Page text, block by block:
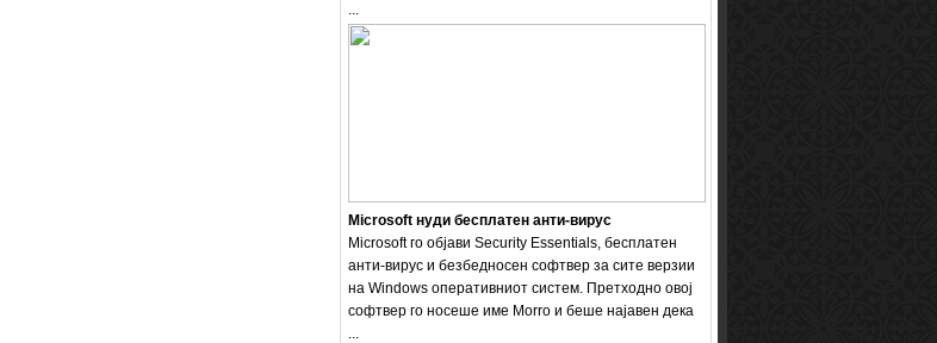
...
Microsoft нуди бесплатен анти-вирус
Microsoft го објави Security Essentials, бесплатен
анти-вирус и безбедносен софтвер за сите верзии
на Windows оперативниот систем. Претходно овој
софтвер го носеше име Мorro и беше најавен дека
...